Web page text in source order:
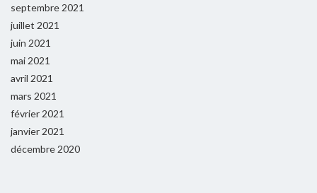
septembre 2021
juillet 2021
juin 2021
mai 2021
avril 2021
mars 2021
février 2021
janvier 2021
décembre 2020